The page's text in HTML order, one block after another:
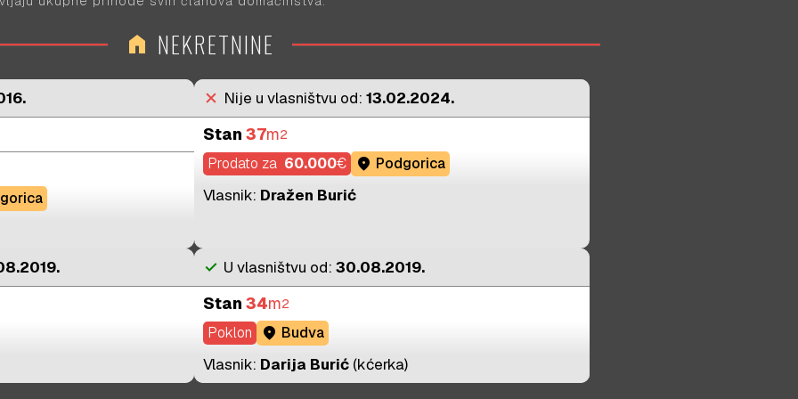
2019.
-
-
2016.
-
-
-
2013.
-
-
-
2016.
3.216€
2015.
2.290
2013.
2.149
2012.
2.264
home NEKRETNINE
close Nije u vlasništvu od: 13.02.2024.
Stan 37m2
Prodato za 60.000€ location_on Podgorica
Vlasnik: Dražen Burić
check U vlasništvu od: 30.08.2019.
Stan 34m2
Poklon location_on Budva
Vlasnik: Darija Burić (kćerka)